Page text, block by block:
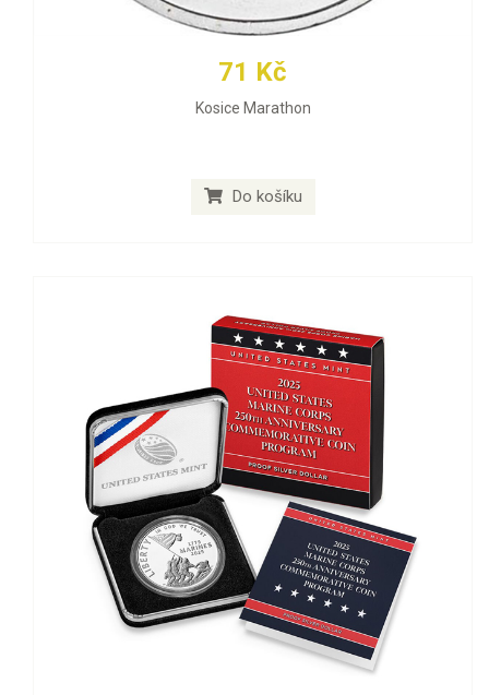
71 Kč
Kosice Marathon
Do košíku